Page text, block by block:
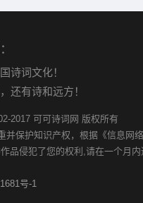
诗词文化！
还有诗和远方！
2017 可可诗词网 版权所有
并保护知识产权，根据《信息网
品侵犯了您的权利,请在一个月
号-1